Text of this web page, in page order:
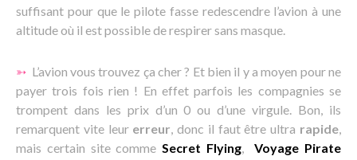
suffisant pour que le pilote fasse redescendre l’avion à une
altitude où il est possible de respirer sans masque.
➳ L’avion vous trouvez ça cher ? Et bien il y a moyen pour ne
payer trois fois rien ! En effet parfois les compagnies se
trompent dans les prix d’un 0 ou d’une virgule. Bon, ils
remarquent vite leur erreur, donc il faut être ultra rapide,
mais certain site comme Secret Flying,Voyage Pirate